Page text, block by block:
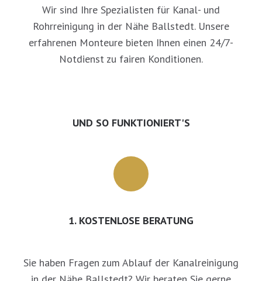
Wir sind Ihre Spezialisten für Kanal- und
Rohrreinigung in der Nähe Ballstedt. Unsere
erfahrenen Monteure bieten Ihnen einen 24/7-
Notdienst zu fairen Konditionen.
UND SO FUNKTIONIERT'S
1. KOSTENLOSE BERATUNG
Sie haben Fragen zum Ablauf der Kanalreinigung